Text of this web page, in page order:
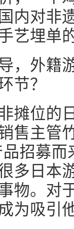
内对非
艺埋单
，外籍
节？
摊位的
售主管
品招募
多日本
物。对
为吸引